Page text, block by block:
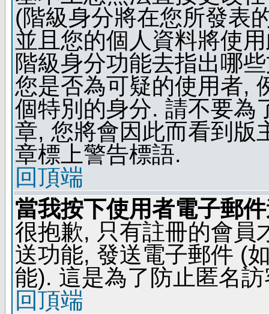
(階級身分將在您所發表
並且您的個人資料將使
階級身分功能去指出哪
您是否為可疑的使用者,
個特別的身分. 請不要為
章, 您將會因此而看到版
章標上警告標語.
回頂端
當我按下使用者電子郵
很抱歉, 只有註冊的會員
送功能, 發送電子郵件 (
能). 這是為了防止匿名
回頂端